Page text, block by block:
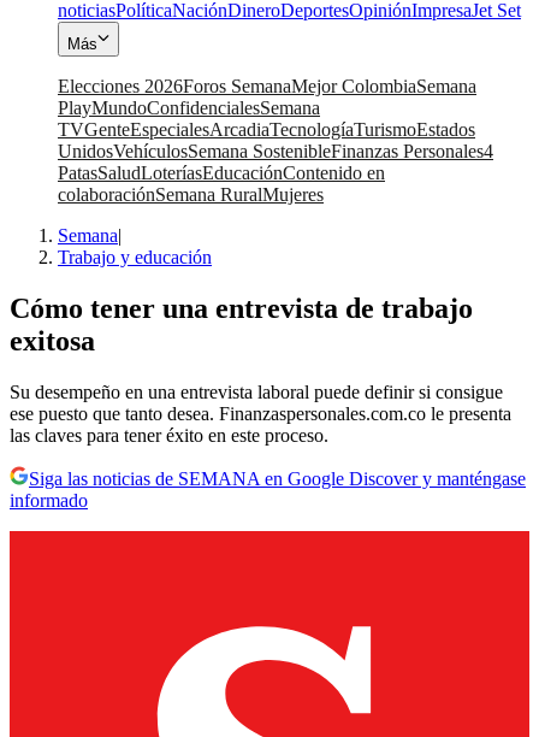
noticiasPolíticaNaciónDineroDeportesOpiniónImpresaJet Set
Más
Elecciones 2026Foros SemanaMejor ColombiaSemana
PlayMundoConfidencialesSemana
TVGenteEspecialesArcadiaTecnologíaTurismoEstados
UnidosVehículosSemana SostenibleFinanzas Personales4
PatasSaludLoteríasEducaciónContenido en
colaboraciónSemana RuralMujeres
Semana|
Trabajo y educación
Cómo tener una entrevista de trabajo
exitosa
Su desempeño en una entrevista laboral puede definir si consigue
ese puesto que tanto desea. Finanzaspersonales.com.co le presenta
las claves para tener éxito en este proceso.
Siga las noticias de SEMANA en Google Discover y manténgase
informado